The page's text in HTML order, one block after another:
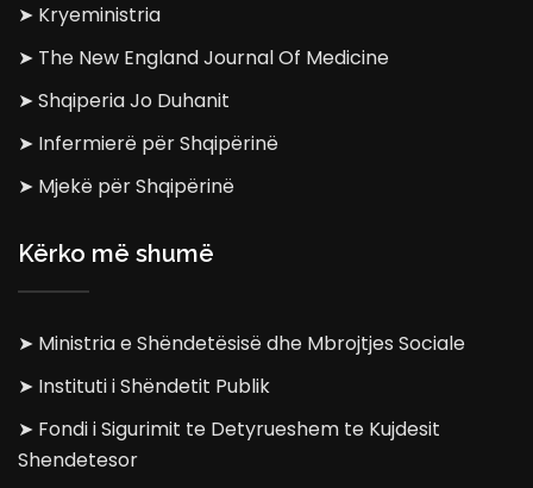
➤ Kryeministria
➤ The New England Journal Of Medicine
➤ Shqiperia Jo Duhanit
➤ Infermierë për Shqipërinë
➤ Mjekë për Shqipërinë
Kërko më shumë
➤ Ministria e Shëndetësisë dhe Mbrojtjes Sociale
➤ Instituti i Shëndetit Publik
➤ Fondi i Sigurimit te Detyrueshem te Kujdesit
Shendetesor